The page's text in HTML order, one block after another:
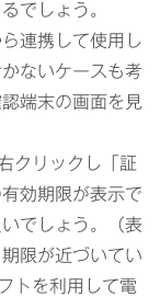
でしょう。
連携して使用し
ないケースも考
端末の画面を見
クリックし「証
効期限が表示で
でしょう。（表
限が近づいてい
トを利用して電